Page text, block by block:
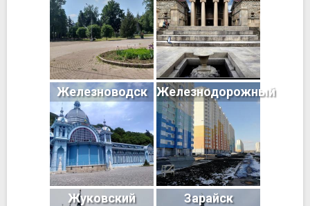
Железноводск Железнодорожный
Жуковский Зарайск